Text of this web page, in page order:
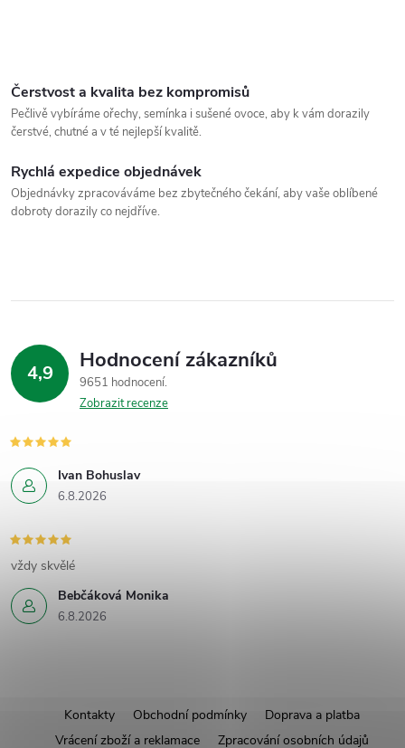
Čerstvost a kvalita bez kompromisů
Pečlivě vybíráme ořechy, semínka i sušené ovoce, aby k vám dorazily
čerstvé, chutné a v té nejlepší kvalitě.
Rychlá expedice objednávek
Objednávky zpracováváme bez zbytečného čekání, aby vaše oblíbené
dobroty dorazily co nejdříve.
4,9 Hodnocení zákazníků
9651 hodnocení
Zobrazit recenze
Ivan Bohuslav
6.8.2026
Bebčáková Monika
6.8.2026
vždy skvělé
Kontakty Obchodní podmínky
Doprava a platba
Vrácení zboží a reklamace
Zpracování osobních údajů